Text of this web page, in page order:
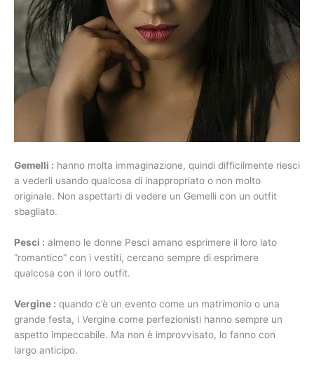
Gemelli : hanno molta immaginazione, quindi difficilmente riesci
a vederli usando qualcosa di inappropriato o non molto
originale. Non aspettarti di vedere un Gemelli con un outfit
sbagliato.
Pesci : almeno le donne Pesci amano esprimere il loro lato
“romantico” con i vestiti, cercano sempre di esprimere
qualcosa con il loro outfit.
Vergine : quando c’è un evento come un matrimonio o una
grande festa, i Vergine come perfezionisti hanno sempre un
aspetto impeccabile. Ma non è improvvisato, lo fanno con
largo anticipo.